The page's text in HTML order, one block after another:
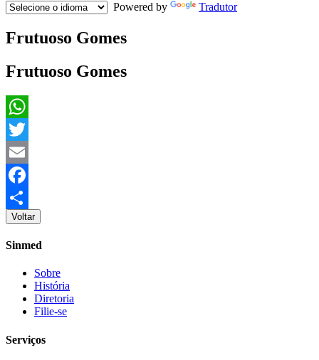
Powered by
Tradutor
Frutuoso Gomes
Frutuoso Gomes
WhatsApp
Twitter
Email
Facebook
Share
Voltar
Sinmed
Sobre
História
Diretoria
Filie-se
Serviços